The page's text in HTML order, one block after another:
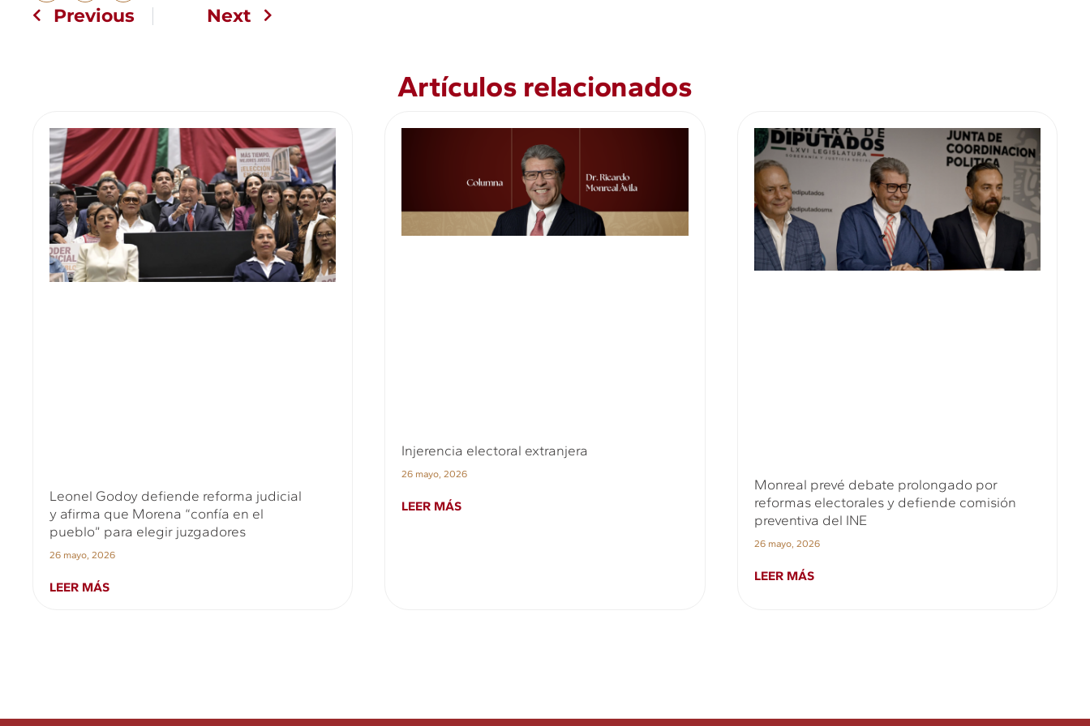
Previous Next
Artículos relacionados
Leonel Godoy defiende reforma judicial
y afirma que Morena “confía en el
pueblo” para elegir juzgadores
26 mayo, 2026
LEER MÁS
Injerencia electoral extranjera
26 mayo, 2026
LEER MÁS
Monreal prevé debate prolongado por
reformas electorales y defiende comisión
preventiva del INE
26 mayo, 2026
LEER MÁS